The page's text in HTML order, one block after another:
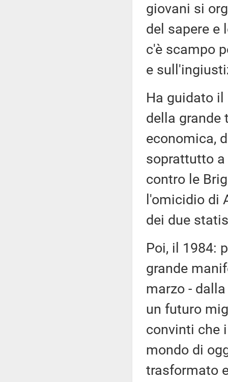
giovani si
del sapere e
c'è scampo
e
Ha guidato
della grande
economica,
soprattutto
contro le
l'omicidio di
dei due
Poi, il 1984:
grande
marzo -
un futuro
convinti che
mondo di
trasformato